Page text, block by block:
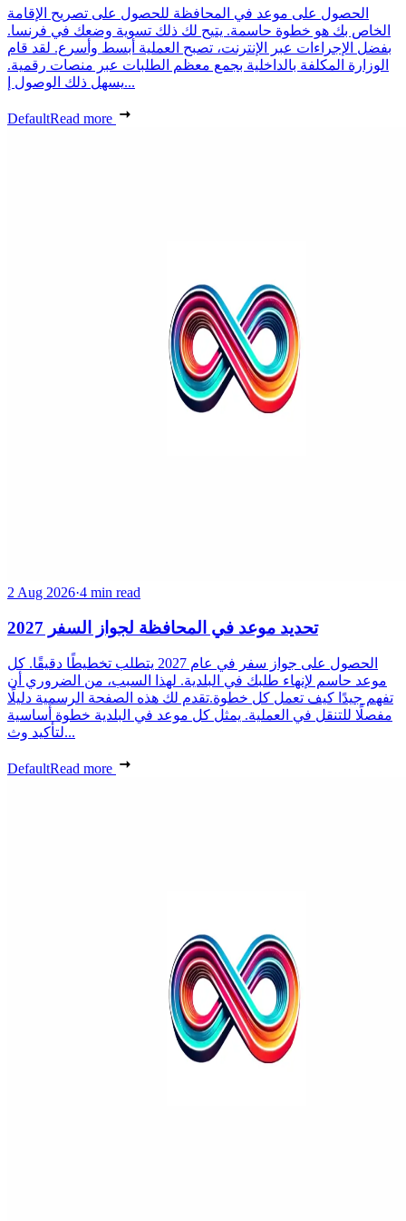
الحصول على موعد في المحافظة للحصول على تصريح الإقامة
الخاص بك هو خطوة حاسمة. يتيح لك ذلك تسوية وضعك في فرنسا.
بفضل الإجراءات عبر الإنترنت، تصبح العملية أبسط وأسرع. لقد قام
الوزارة المكلفة بالداخلية بجمع معظم الطلبات عبر منصات رقمية.
يسهل ذلك الوصول إ...
DefaultRead more
2 Aug 2026·4 min read
تحديد موعد في المحافظة لجواز السفر 2027
الحصول على جواز سفر في عام 2027 يتطلب تخطيطًا دقيقًا. كل
موعد حاسم لإنهاء طلبك في البلدية. لهذا السبب، من الضروري أن
تفهم جيدًا كيف تعمل كل خطوة.تقدم لك هذه الصفحة الرسمية دليلًا
مفصلًا للتنقل في العملية. يمثل كل موعد في البلدية خطوة أساسية
لتأكيد وث...
DefaultRead more